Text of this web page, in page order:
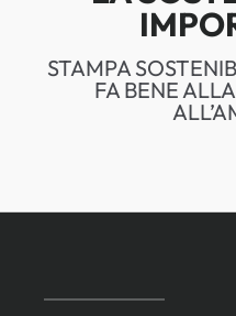
STAMPA
FA BENE